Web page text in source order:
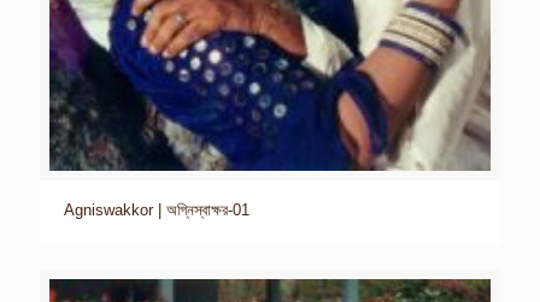
Agniswakkor | অগ্নিস্বাক্ষর-01